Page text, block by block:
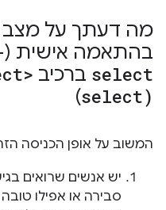
מה דעתך על מצב
בהתאמה אישית (
select ברכיב
select)
)
המשוב על אופן הכניסה
יש אנשים שרואים
סבירה או אפילו